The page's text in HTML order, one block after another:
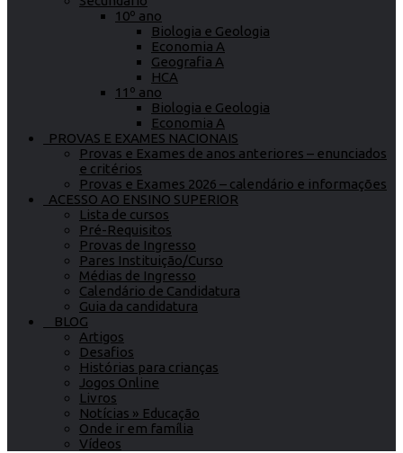
10º ano
Biologia e Geologia
Economia A
Geografia A
HCA
11º ano
Biologia e Geologia
Economia A
PROVAS E EXAMES NACIONAIS
Provas e Exames de anos anteriores – enunciados
e critérios
Provas e Exames 2026 – calendário e informações
ACESSO AO ENSINO SUPERIOR
Lista de cursos
Pré-Requisitos
Provas de Ingresso
Pares Instituição/Curso
Médias de Ingresso
Calendário de Candidatura
Guia da candidatura
BLOG
Artigos
Desafios
Histórias para crianças
Jogos Online
Livros
Notícias » Educação
Onde ir em família
Vídeos